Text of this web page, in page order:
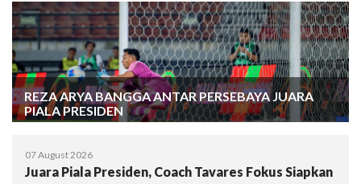
REZA ARYA BANGGA ANTAR PERSEBAYA JUARA
PIALA PRESIDEN
07 August 2026
Juara Piala Presiden, Coach Tavares Fokus Siapkan